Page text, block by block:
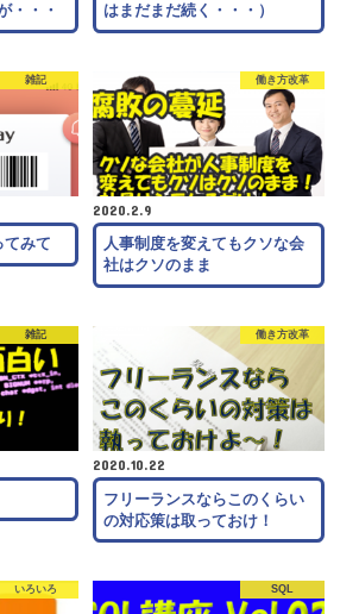
・・・
はまだまだ続く・・・）
雑記
てみて
働き方改革
2020.2.9
人事制度を変えてもクソな会
社はクソのまま
雑記 働き方改革
2020.10.22
フリーランスならこのくらい
の対応策は取っておけ！
いろいろ SQL